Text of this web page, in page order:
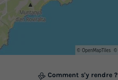
Comment s'y rendre ?